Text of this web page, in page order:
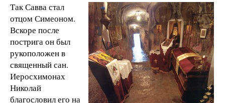
Так Савва стал
отцом Симеоном.
Вскоре после
пострига он был
рукоположен в
священный сан.
Иеросхимонах
Николай
благословил его на